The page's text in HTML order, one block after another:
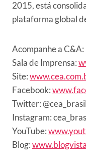
2015, está
plataforma global
Acompanhe aC&A:
Sala de Imprensa:
Site:
Facebook:
Twitter: @cea_brasil
Instagram:
YouTube:
Blog: